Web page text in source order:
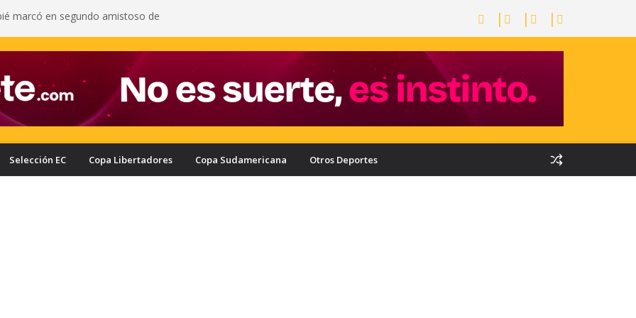
marcó en segundo amistoso de
cuánto ganaría el ecuatoriano
puede quedar eliminado de la Copa
a haber derrotado a Liga de Portoviejo?
con nuevo delantero: Ronie Carrillo llegó a
fichar por el Bombillo
Liga de Portoviejo en polémica partido
Selección EC Copa Libertadores Copa Sudamericana Otros Deportes